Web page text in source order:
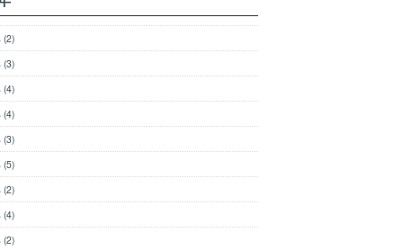
(2)
(3)
(4)
(4)
(3)
(5)
(2)
(4)
(2)